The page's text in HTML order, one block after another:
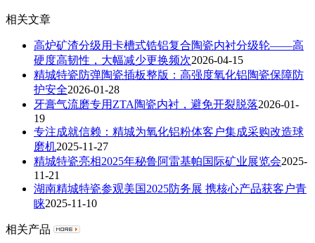
相关文章
高炉矿渣分级用卡槽式锆铝复合陶瓷内衬分级轮——高
硬度高韧性，大幅减少更换频次2026-04-15
精城特瓷防弹陶瓷插板整版：高强度氧化铝陶瓷保障防
护安全2026-01-28
牙膏气流磨专用ZTA陶瓷内衬，避免开裂脱落2026-01-
19
专注成就信赖：精城为氧化铝粉体客户集成采购改造球
磨机2025-11-27
精城特瓷亮相2025年秘鲁阿雷基帕国际矿业展览会2025-
11-21
湖南精城特瓷参观美国2025防务展 携核心产品获客户青
睐2025-11-10
相关产品